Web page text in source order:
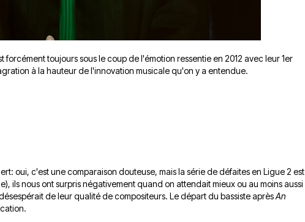
toujours sous le coup de l'émotion ressentie en 2012 avec leur 1er
à la hauteur de l'innovation musicale qu'on y a entendue.
oui, c'est une comparaison douteuse, mais la série de défaites en Ligue 2 est
ils nous ont surpris négativement quand on attendait mieux ou au moins aussi
de leur qualité de compositeurs. Le départ du bassiste aprèsAn